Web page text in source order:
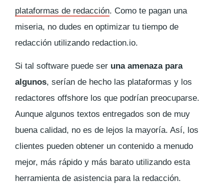
plataformas de redacción. Como te pagan una
miseria, no dudes en optimizar tu tiempo de
redacción utilizando redaction.io.
Si tal software puede ser una amenaza para
algunos, serían de hecho las plataformas y los
redactores offshore los que podrían preocuparse.
Aunque algunos textos entregados son de muy
buena calidad, no es de lejos la mayoría. Así, los
clientes pueden obtener un contenido a menudo
mejor, más rápido y más barato utilizando esta
herramienta de asistencia para la redacción.